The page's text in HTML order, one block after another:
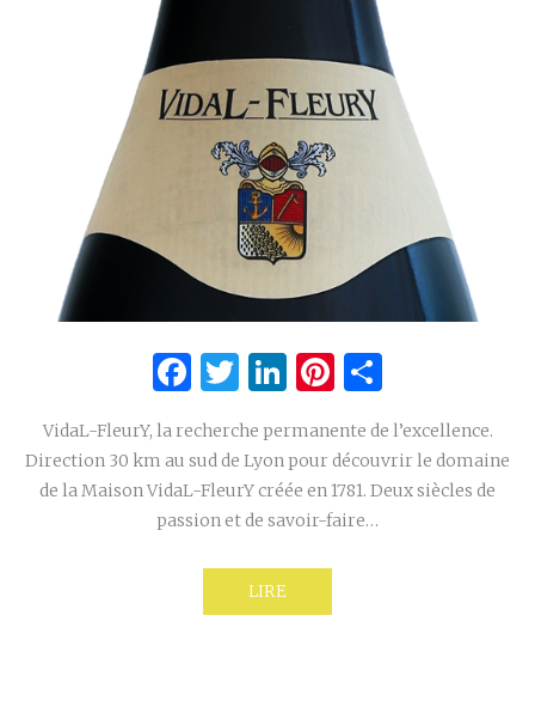
Facebook
Twitter
LinkedIn
Pinterest
VidaL-FleurY, la recherche permanente de l’excellence.
Direction 30 km au sud de Lyon pour découvrir le domaine
de la Maison VidaL-FleurY créée en 1781. Deux siècles de
passion et de savoir-faire…
LIRE